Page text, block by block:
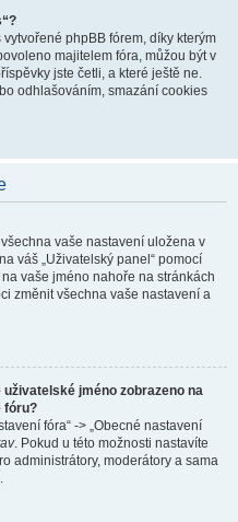
vytvořené phpBB fórem, díky kterým
majitelem fóra, můžou být v
jste četli, a které ještě ne.
odhlašováním, smazání cookies
vaše nastavení uložena v
váš „Uživatelský panel“ pomocí
vaše jméno nahoře na stránkách
změnit všechna vaše nastavení a
jméno zobrazeno na
fóru?
fóra“ -> „Obecné nastavení
. Pokud u této možnosti nastavíte
administrátory, moderátory a sama